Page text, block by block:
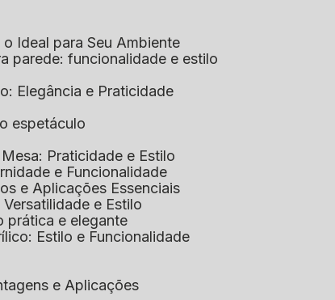
Ideal para Seu Ambiente
parede: funcionalidade e estilo
Elegância e Praticidade
espetáculo
Praticidade e Estilo
e Funcionalidade
e Aplicações Essenciais
Versatilidade e Estilo
prática e elegante
Estilo e Funcionalidade
e Aplicações